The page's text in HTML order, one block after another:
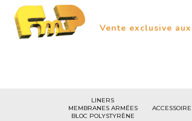
Vente exclusive
LINERS
MEMBRANES ARMÉES
BLOC POLYSTYRÈNE